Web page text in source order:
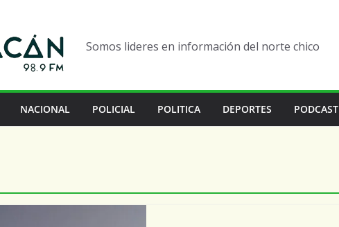
Somos lideres en información del norte chico
NACIONAL POLICIAL POLITICA DEPORTES PODCAST